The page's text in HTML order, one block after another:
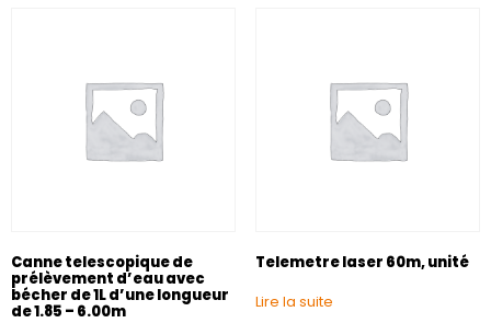
Canne telescopique de
prélèvement d’eau avec
bécher de 1L d’une longueur
de 1.85 – 6.00m
Telemetre laser 60m, unité
Lire la suite